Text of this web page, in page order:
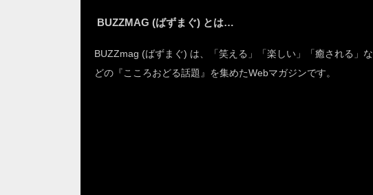
BUZZMAG (ばずまぐ) とは…
BUZZmag (ばずまぐ) は、「笑える」「楽しい」「癒される」な
どの『こころおどる話題』を集めたWebマガジンです。